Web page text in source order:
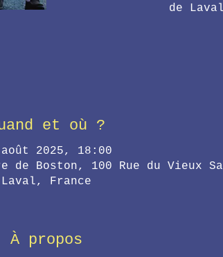
de
et où ?
2025, 18:00
de Boston, 100 Rue du Vieux
Laval, France
À propos